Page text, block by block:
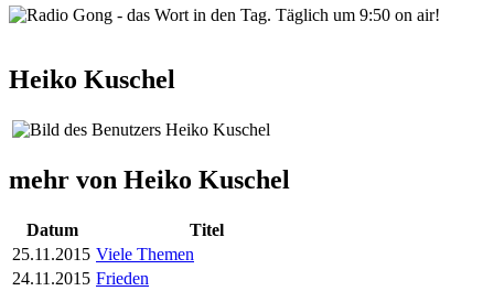
Heiko Kuschel
mehr von Heiko Kuschel
Datum
Titel
25.11.2015 Viele Themen
24.11.2015 Frieden